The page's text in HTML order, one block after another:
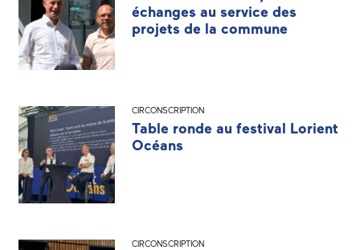
échanges au service des
projets de la commune
CIRCONSCRIPTION
Table ronde au festival Lorient
Océans
CIRCONSCRIPTION